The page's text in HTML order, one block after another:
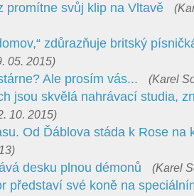
promítne svůj klip na Vltavě
zdůrazňuje britský
05. 2015)
Ale prosím vás... (Karel
jsou skvělá nahrávací studia,
10. 2015)
Od Ďáblova stáda k Rose na
desku plnou démonů (Karel
představí své koně na